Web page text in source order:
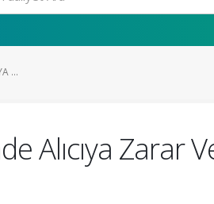
...
Zarar